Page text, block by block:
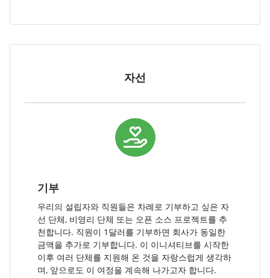
자선
기부
우리의 설립자와 직원들은 차례로 기부하고 싶은 자
선 단체, 비영리 단체 또는 오픈 소스 프로젝트를 추
천합니다. 직원이 1달러를 기부하면 회사가 동일한
금액을 추가로 기부합니다. 이 이니셔티브를 시작한
이후 여러 단체를 지원해 온 것을 자랑스럽게 생각하
며, 앞으로도 이 여정을 계속해 나가고자 합니다.